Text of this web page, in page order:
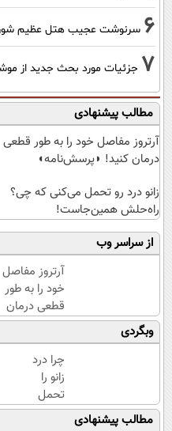
6 سرنوشت عجیب هتل عظیم
7 جزئیات مورد بحث جدید از
مطالب پیشنهادی
آرتروز مفاصل خود را به طور قطعی
درمان کنید! ◗پرسش‌نامه◖
زانو درد رو تحمل می‌کنی که چی؟
راه‌حلش همین‌جاست!
از سراسر وب
آرتروز مفاصل
خود را به طور
قطعی درمان
کنید!
◗پرسش‌نامه◖
وبگردی
چرا درد
زانو را
تحمل
می‌کنی؟ مطالب پیشنهادی